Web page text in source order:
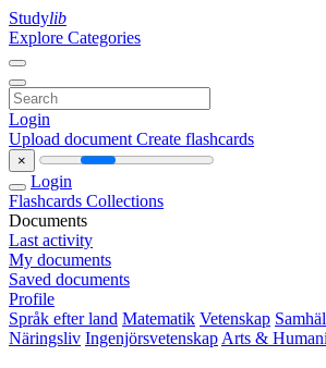
Studylib
Explore Categories
Login
Upload document Create flashcards
×
Login
Flashcards Collections
Documents
Last activity
My documents
Saved documents
Profile
Språk efter land Matematik Vetenskap
Näringsliv Ingenjörsvetenskap Arts &